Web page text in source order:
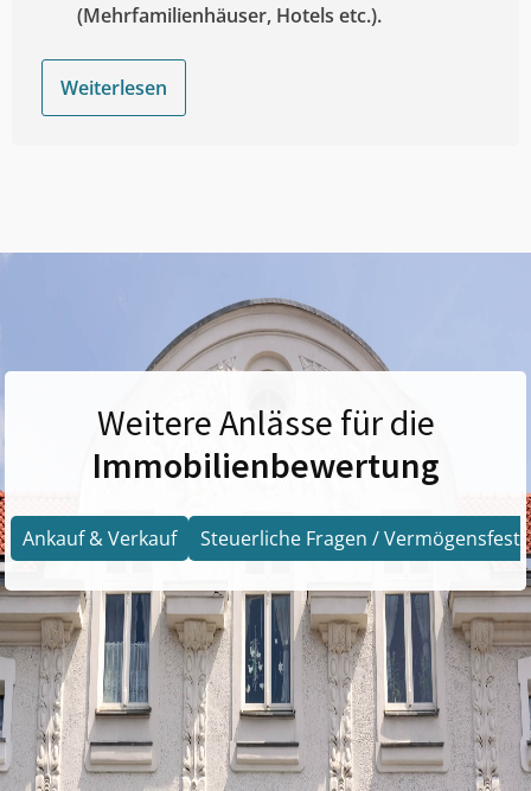
(Mehrfamilienhäuser, Hotels etc.).
Weiterlesen
Weitere Anlässe für die
Immobilienbewertung
Ankauf & Verkauf Steuerliche Fragen /